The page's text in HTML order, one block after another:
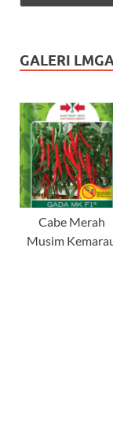
GALERI
Cabe Merah
Musim